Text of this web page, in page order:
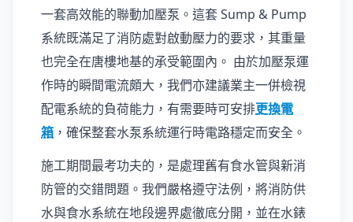
一套高效能的聯動加壓泵。這套 Sump & Pump
系統既滿足了消防處對啟動壓力的要求，其重量
也完全在唐樓地基的承受範圍內。 由於加壓泵運
作時的瞬間電流頗大，我們亦建議業主一併檢視
配電系統的負荷能力，有需要時可安排更換電
箱 ，確保整套水泵系統運行時電路穩定而安全。
施工期間最考功夫的，是處理舊有食水管與新消
防管的交錯問題。我們嚴格遵守法例，將消防供
水與食水系統在地段邊界處徹底分開，並在水錶